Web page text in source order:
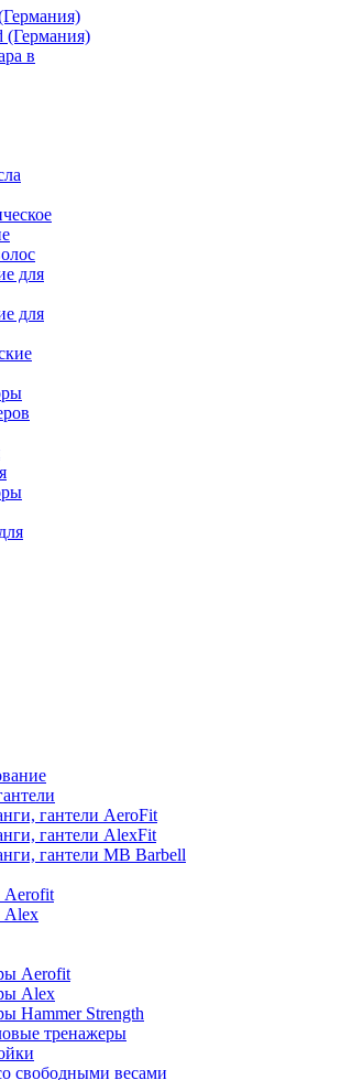
(Германия)
в
для
для
гантели AeroFit
гантели AlexFit
гантели MB Barbell
Aerofit
Alex
Aerofit
Alex
Hammer Strength
тренажеры
свободными весами